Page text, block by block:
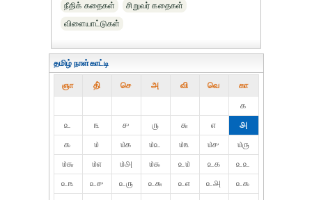
நீதிக் கதைகள்
சிறுவர் கதைகள்
விளையாட்டுகள்
தமிழ் நாள்காட்டி
ஞா தி் செ அ வி வெ கா
௧
௨
௩ ௪ ௫ ௬ ௭
௮
௯
௰ ௰௧ ௰௨ ௰௩ ௰௪
௰௫
௰௬
௰௭ ௰௮ ௰௯ ௨௰ ௨௧
௨௨
௨௩
௨௪ ௨௫ ௨௬ ௨௭ ௨௮
௨௯